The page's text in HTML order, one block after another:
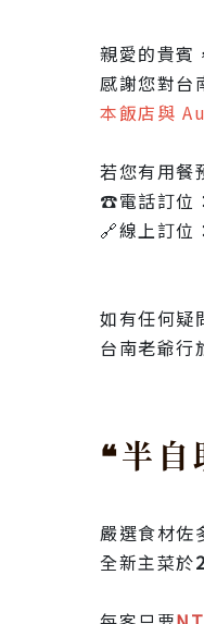
親愛的貴賓
感謝您對台
本飯店與
若您有用餐
☎️電話訂位
🔗線上訂位
如有任何疑
台南老爺行
❝半自
嚴選食材佐
全新主菜於